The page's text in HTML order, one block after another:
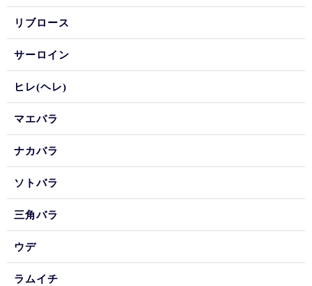
リブロース
サーロイン
ヒレ(ヘレ)
マエバラ
ナカバラ
ソトバラ
三角バラ
ウデ
ラムイチ